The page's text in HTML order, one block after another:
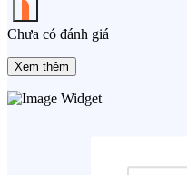
Chưa có đánh giá
Xem thêm